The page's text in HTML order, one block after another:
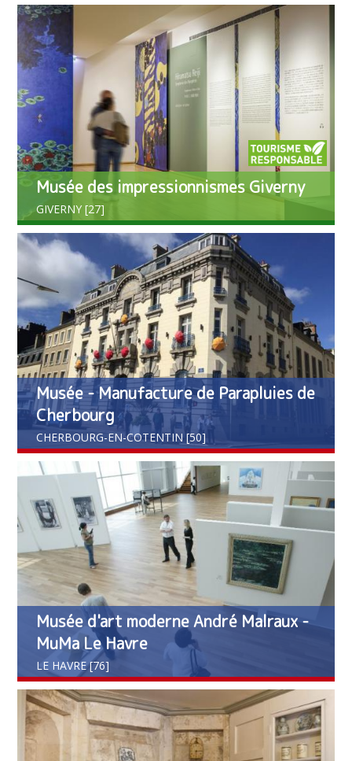
Musée des impressionnismes Giverny
GIVERNY [27]
Musée - Manufacture de Parapluies de
Cherbourg
CHERBOURG-EN-COTENTIN [50]
Musée d'art moderne André Malraux -
MuMa Le Havre
LE HAVRE [76]